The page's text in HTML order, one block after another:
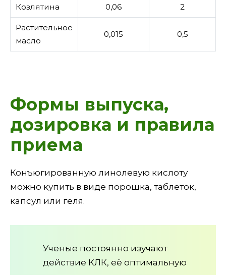
Козлятина 0,06 2
Растительное
масло
0,015 0,5
Формы выпуска,
дозировка и правила
приема
Конъюгированную линолевую кислоту
можно купить в виде порошка, таблеток,
капсул или геля.
Ученые постоянно изучают
действие КЛК, её оптимальную